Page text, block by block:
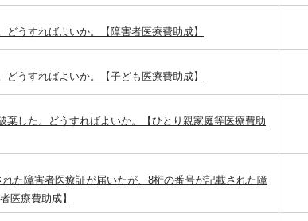
うすればよいか。【障害者医療費助成】
うすればよいか。【子ども医療費助成】
棄した。どうすればよいか。【ひとり親家庭等医療費助
た障害者医療証が届いたが、8桁の番号が記載された障
医療費助成】